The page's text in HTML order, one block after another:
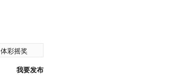
体彩摇奖
我要发布